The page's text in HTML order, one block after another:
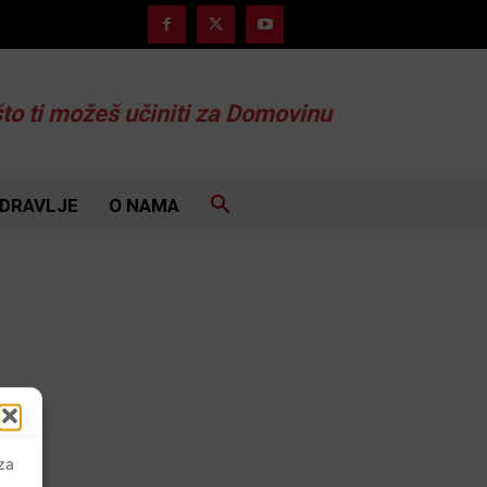
ti možeš učiniti za Domovinu
O NAMA